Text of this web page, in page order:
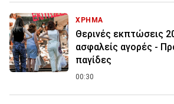
ΧΡΗΜΑ
Θερινές εκπτώσεις
ασφαλείς αγορές -
παγίδες
00:30